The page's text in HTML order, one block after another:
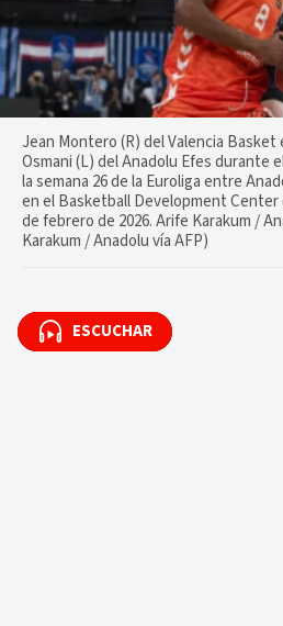
Jean Montero (R) del Valencia Basket
Osmani (L) del Anadolu Efes durante
la semana 26 de la Euroliga entre
en el Basketball Development Center
de febrero de 2026. Arife Karakum /
Karakum / Anadolu vía AFP)
ESCUCHAR
ESCUCHAR